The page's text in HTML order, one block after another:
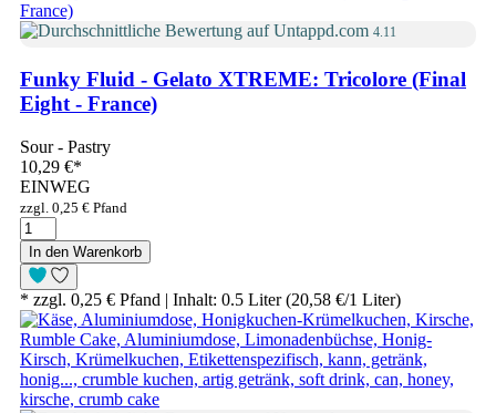
4.11
Funky Fluid - Gelato XTREME: Tricolore (Final
Eight - France)
Sour - Pastry
10,29 €*
EINWEG
zzgl. 0,25 € Pfand
In den Warenkorb
* zzgl. 0,25 € Pfand | Inhalt: 0.5 Liter (20,58 €/1 Liter)